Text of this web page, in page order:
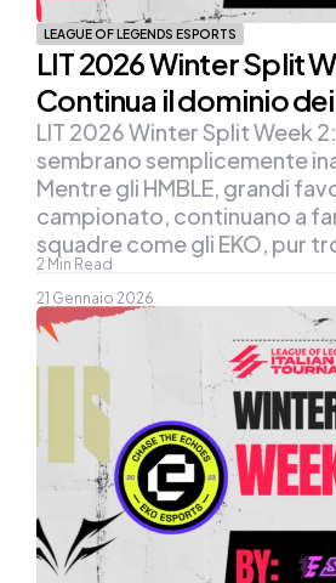
LEAGUE OF LEGENDS ESPORTS
LIT 2026 Winter Split
Continua il dominio
2 Min Read
LIT 2026 Winter Split Week
sembrano semplicemente
Mentre gli HMBLE, grandi
campionato, continuano a
squadre come gli EKO, pur
21 Gennaio 2026